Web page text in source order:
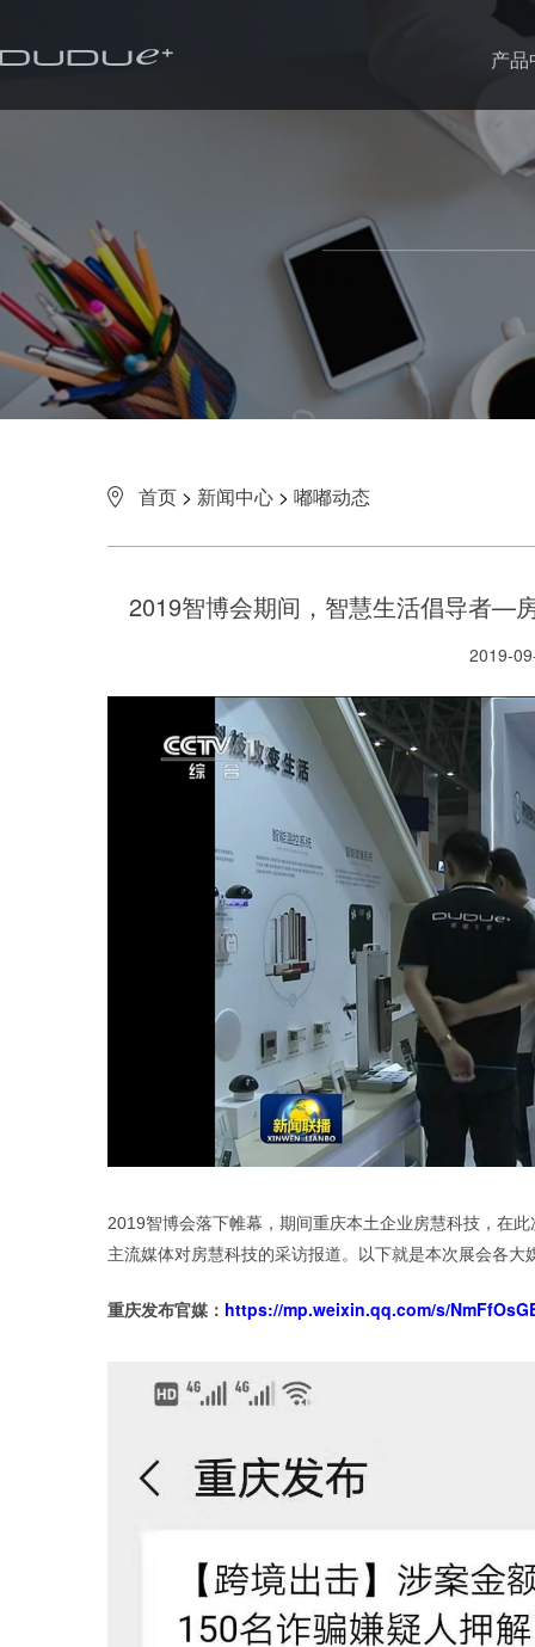
产品
首页 > 新闻中心 > 嘟嘟动态
2019智博会期间，智慧生活倡导者—
2019-
2019智博会落下帷幕，期间重庆本土企业房慧科技，在
主流媒体对房慧科技的采访报道。以下就是本次展会各大
重庆发布官媒： https://mp.weixin.qq.com/s/